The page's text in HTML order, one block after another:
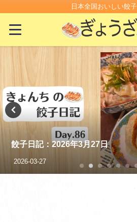
日本全国おいしい餃
餃子はキャベツと白菜どっち派？
2021-08-31